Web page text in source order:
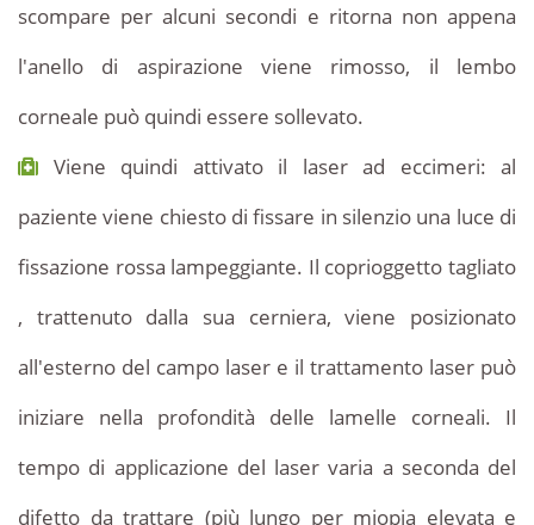
scompare per alcuni secondi e ritorna non appena
l'anello di aspirazione viene rimosso, il lembo
corneale può quindi essere sollevato.
Viene quindi attivato il laser ad eccimeri: al
paziente viene chiesto di fissare in silenzio una luce di
fissazione rossa lampeggiante. Il coprioggetto tagliato
, trattenuto dalla sua cerniera, viene posizionato
all'esterno del campo laser e il trattamento laser può
iniziare nella profondità delle lamelle corneali. Il
tempo di applicazione del laser varia a seconda del
difetto da trattare (più lungo per miopia elevata e